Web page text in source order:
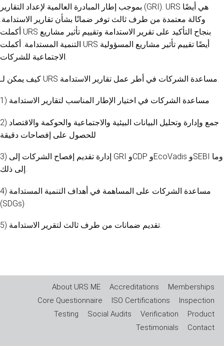
بموجب إطار المبادرة العالمية لإعداد التقارير (GRI). URS هي أيضًا
وكالة معتمدة من طرف ثالث توفر ضمانًا بشأن تقارير الاستدامة.
أكملت URS بنجاح التأكيد على تقرير الاستدامة وتقييم تأثير مشاريع
التنمية المستدامة. أكملت URS أيضًا تقييم تأثير مشاريع المسؤولية
الاجتماعية للشركات.
1) مساعدة الشركات في اختيار الإطار المناسب لتقارير الاستدامة
2) جمع وإدارة وتحليل البيانات البيئية والاجتماعية والحوكمة والاقتصاد
للحصول على إفصاحات دقيقة
3) إدارة تقديم إفصاح الشركات إلى GRI وCDP وEcoVadis وSEBI وما
إلى ذلك.
4) مساعدة الشركات على المساهمة في أهداف التنمية المستدامة
(SDGs)
5) تقديم ضمانات من طرف ثالث لتقرير الاستدامة.
About URS ME Accreditations
Memberships
Core Questionnaire
ISO Certifications
Inspection
Testing
Social Audits Verification
Product
Testimonials
Contact